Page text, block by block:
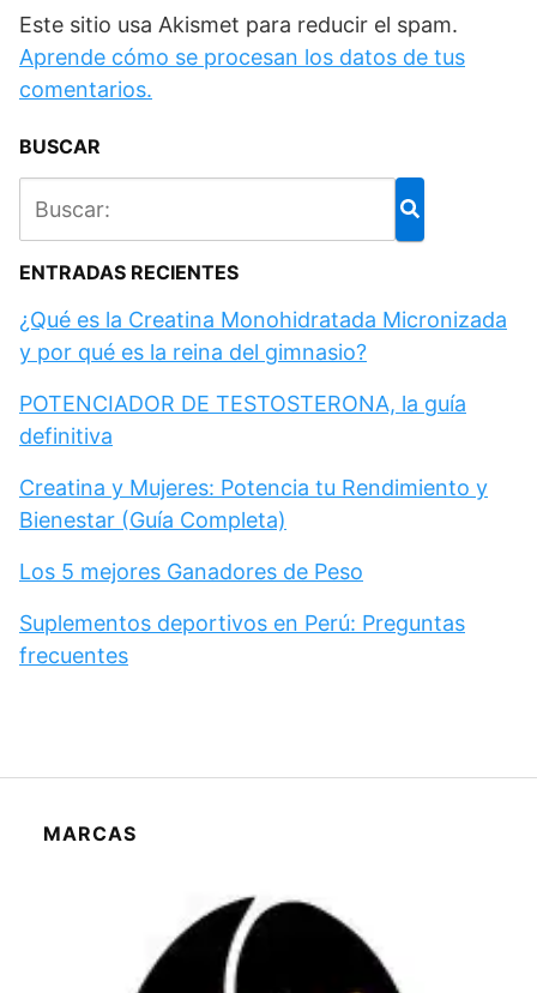
Este sitio usa Akismet para reducir el spam.
Aprende cómo se procesan los datos de tus
comentarios.
BUSCAR
ENTRADAS RECIENTES
¿Qué es la Creatina Monohidratada Micronizada
y por qué es la reina del gimnasio?
POTENCIADOR DE TESTOSTERONA, la guía
definitiva
Creatina y Mujeres: Potencia tu Rendimiento y
Bienestar (Guía Completa)
Los 5 mejores Ganadores de Peso
Suplementos deportivos en Perú: Preguntas
frecuentes
MARCAS